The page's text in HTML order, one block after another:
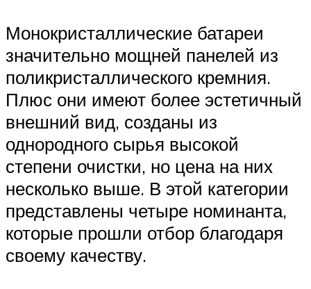
Монокристаллические батареи
значительно мощней панелей из
поликристаллического кремния.
Плюс они имеют более эстетичный
внешний вид, созданы из
однородного сырья высокой
степени очистки, но цена на них
несколько выше. В этой категории
представлены четыре номинанта,
которые прошли отбор благодаря
своему качеству.